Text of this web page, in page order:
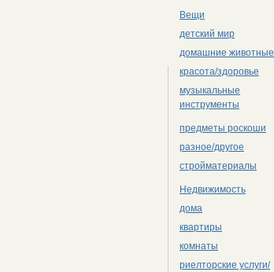
Вещи
детский мир
домашние животные
красота/здоровье
музыкальные
инструменты
предметы роскоши
разное/другое
стройматериалы
Недвижимость
дома
квартиры
комнаты
риелторские услуги/